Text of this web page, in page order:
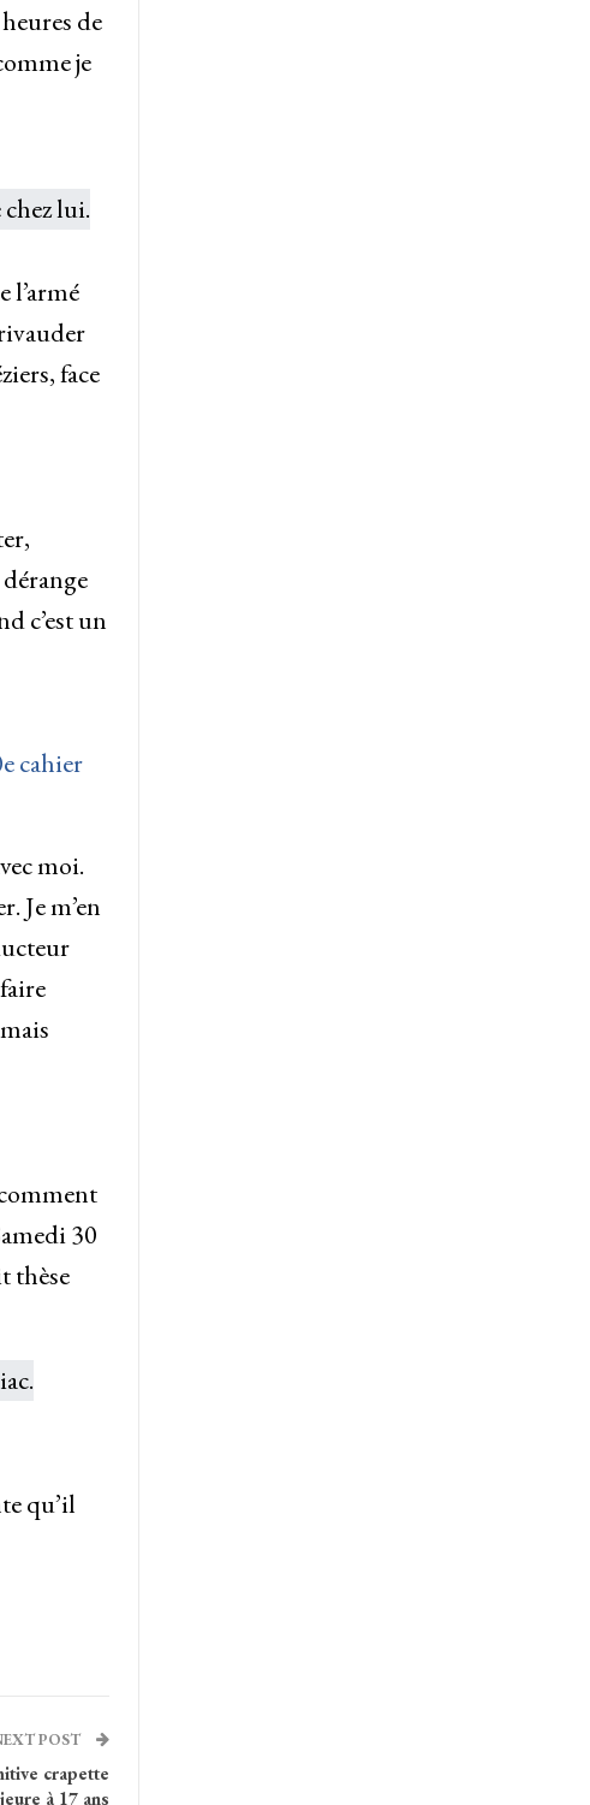
de
je
l’armé
face
c’est un
cahier
moi.
Je m’en
30
thèse
qu’il
POST
crapette
à 17 ans